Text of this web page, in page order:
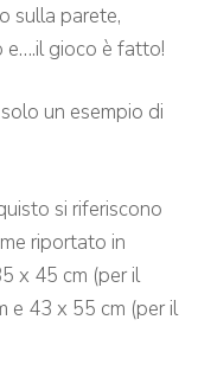
sulla parete,
e….il gioco è fatto!
un esempio di
si riferiscono
riportato in
x 45 cm (per il
e 43 x 55 cm (per il